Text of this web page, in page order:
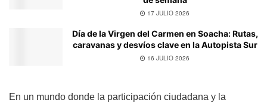
17 JULIO 2026
Día de la Virgen del Carmen en Soacha: Rutas,
caravanas y desvíos clave en la Autopista Sur
16 JULIO 2026
En un mundo donde la participación ciudadana y la